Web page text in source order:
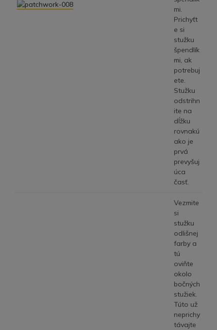
mi.
Prichyťt
e si
stužku
špendlík
mi, ak
potrebuj
ete.
Stužku
odstrihn
ite na
dĺžku
rovnakú
ako je
prvá
prevyšuj
úca
časť.
Vezmite
si
stužku
odlišnej
farby a
tú
oviňte
okolo
bočných
stužiek.
Túto už
neprichy
távajte